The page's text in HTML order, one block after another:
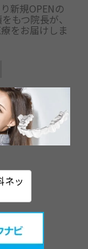
新規OPENの
もつ院長が、
をお届けしま